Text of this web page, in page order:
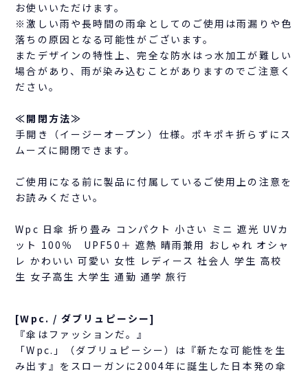
お使いいただけます。
※激しい雨や長時間の雨傘としてのご使用は雨漏りや色
落ちの原因となる可能性がございます。
またデザインの特性上、完全な防水はっ水加工が難しい
場合があり、雨が染み込むことがありますのでご注意く
ださい。
≪開閉方法≫
手開き（イージーオープン）仕様。ポキポキ折らずにス
ムーズに開閉できます。
ご使用になる前に製品に付属しているご使用上の注意を
お読みください。
Wpc 日傘 折り畳み コンパクト 小さい ミニ 遮光 UVカ
ット 100％ UPF50＋ 遮熱 晴雨兼用 おしゃれ オシャ
レ かわいい 可愛い 女性 レディース 社会人 学生 高校
生 女子高生 大学生 通勤 通学 旅行
[Wpc. / ダブリュピーシー]
『傘はファッションだ。』
「Wpc.」（ダブリュピーシー）は『新たな可能性を生
み出す』をスローガンに2004年に誕生した日本発の傘